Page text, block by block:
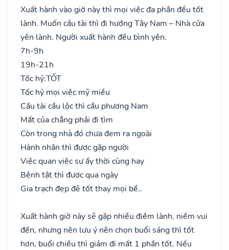
Xuất hành vào giờ này thì mọi việc đa phần đều tốt
lành. Muốn cầu tài thì đi hướng Tây Nam – Nhà cửa
yên lành. Người xuất hành đều bình yên.
7h-9h
19h-21h
Tốc hỷ:TỐT
Tốc hỷ mọi việc mỹ miều
Cầu tài cầu lộc thì cầu phương Nam
Mất của chẳng phải đi tìm
Còn trong nhà đó chưa đem ra ngoài
Hành nhân thì được gặp người
Việc quan việc sự ấy thời cùng hay
Bệnh tật thì được qua ngày
Gia trạch đẹp đẽ tốt thay mọi bề..
Xuất hành giờ này sẽ gặp nhiều điềm lành, niềm vui
đến, nhưng nên lưu ý nên chọn buổi sáng thì tốt
hơn, buổi chiều thì giảm đi mất 1 phần tốt. Nếu